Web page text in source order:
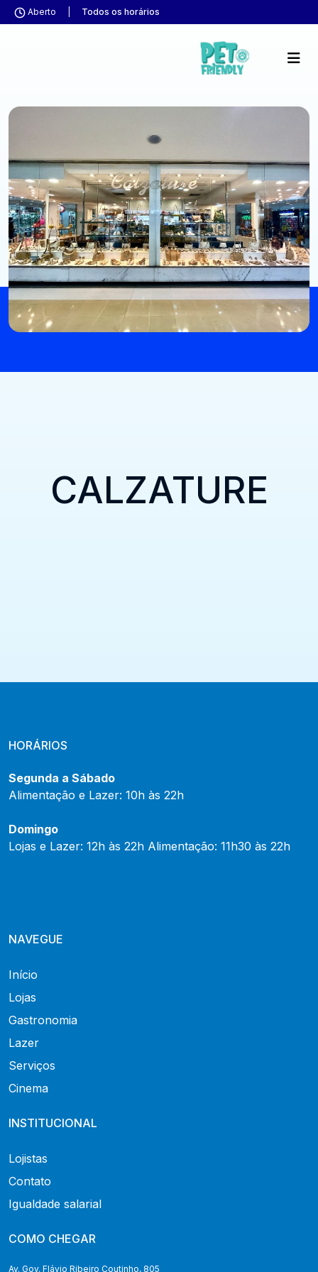
Aberto Todos os horários
CALZATURE
HORÁRIOS
Segunda a Sábado
Alimentação e Lazer: 10h às 22h
Domingo
Lojas e Lazer: 12h às 22h Alimentação: 11h30 às 22h
NAVEGUE
Início
Lojas
Gastronomia
Lazer
Serviços
Cinema
INSTITUCIONAL
Lojistas
Contato
Igualdade salarial
COMO CHEGAR
Av. Gov. Flávio Ribeiro Coutinho, 805